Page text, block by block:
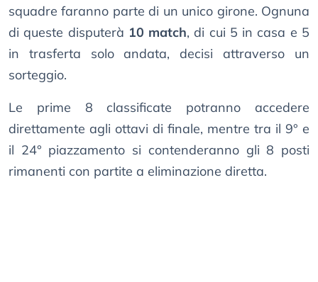
squadre faranno parte di un unico girone. Ognuna
di queste disputerà 10 match, di cui 5 in casa e 5
in trasferta solo andata, decisi attraverso un
sorteggio.
Le prime 8 classificate potranno accedere
direttamente agli ottavi di finale, mentre tra il 9° e
il 24° piazzamento si contenderanno gli 8 posti
rimanenti con partite a eliminazione diretta.